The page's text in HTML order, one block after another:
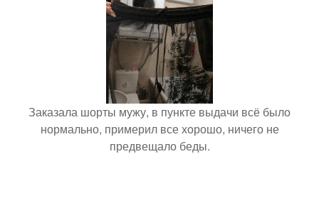
Заказала шорты мужу, в пункте выдачи всё было
нормально, примерил все хорошо, ничего не
предвещало беды.